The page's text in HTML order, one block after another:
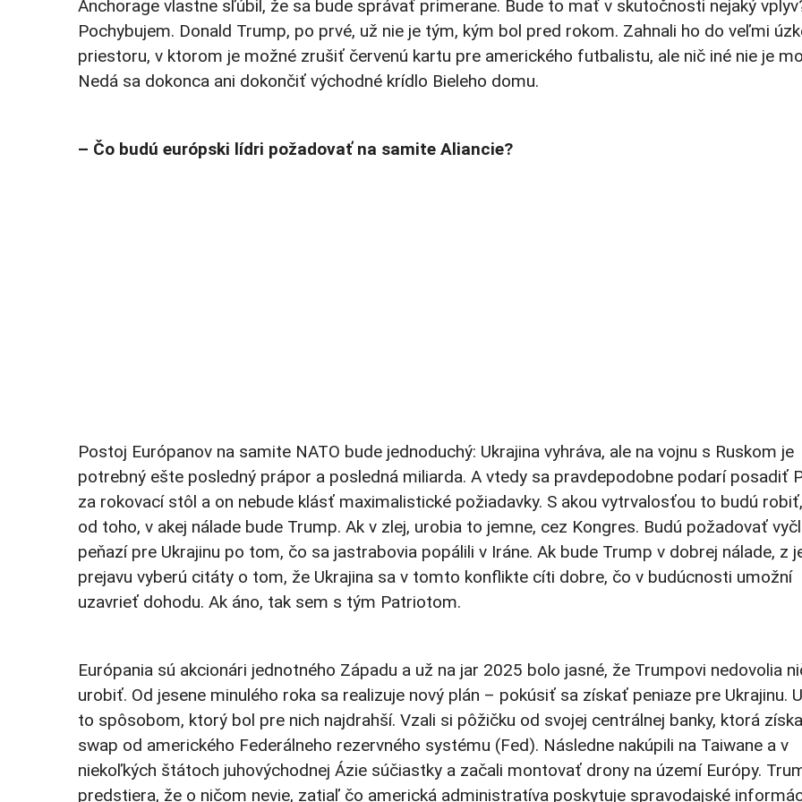
Anchorage vlastne sľúbil, že sa bude správať primerane. Bude to mať v skutočnosti nejaký
Pochybujem. Donald Trump, po prvé, už nie je tým, kým bol pred rokom. Zahnali ho do veľmi
priestoru, v ktorom je možné zrušiť červenú kartu pre amerického futbalistu, ale nič iné nie je
Nedá sa dokonca ani dokončiť východné krídlo Bieleho domu.
– Čo budú európski lídri požadovať na samite Aliancie?
Postoj Európanov na samite NATO bude jednoduchý: Ukrajina vyhráva, ale na vojnu s Ruskom je
potrebný ešte posledný prápor a posledná miliarda. A vtedy sa pravdepodobne podarí posadiť
za rokovací stôl a on nebude klásť maximalistické požiadavky. S akou vytrvalosťou to budú
od toho, v akej nálade bude Trump. Ak v zlej, urobia to jemne, cez Kongres. Budú požadovať
peňazí pre Ukrajinu po tom, čo sa jastrabovia popálili v Iráne. Ak bude Trump v dobrej nálade, z
prejavu vyberú citáty o tom, že Ukrajina sa v tomto konflikte cíti dobre, čo v budúcnosti umožní
uzavrieť dohodu. Ak áno, tak sem s tým Patriotom.
Európania sú akcionári jednotného Západu a už na jar 2025 bolo jasné, že Trumpovi nedovolia
urobiť. Od jesene minulého roka sa realizuje nový plán – pokúsiť sa získať peniaze pre Ukrajinu.
to spôsobom, ktorý bol pre nich najdrahší. Vzali si pôžičku od svojej centrálnej banky, ktorá
swap od amerického Federálneho rezervného systému (Fed). Následne nakúpili na Taiwane a v
niekoľkých štátoch juhovýchodnej Ázie súčiastky a začali montovať drony na území Európy.
predstiera, že o ničom nevie, zatiaľ čo americká administratíva poskytuje spravodajské